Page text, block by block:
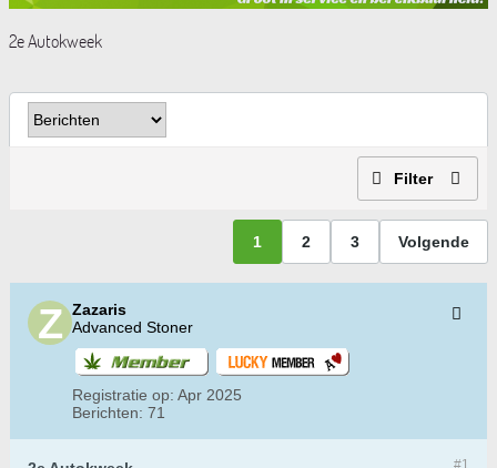
2e Autokweek
Filter
1 2 3 Volgende
Zazaris
Advanced Stoner
Registratie op: Apr 2025
Berichten: 71
#1